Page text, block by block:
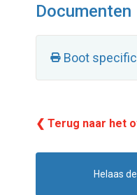
Documenten
Boot
❮ Terug naar het
Helaas